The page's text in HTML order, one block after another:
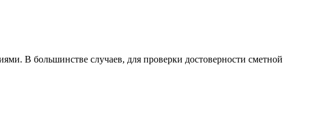
В большинстве случаев, для проверки достоверности сметной